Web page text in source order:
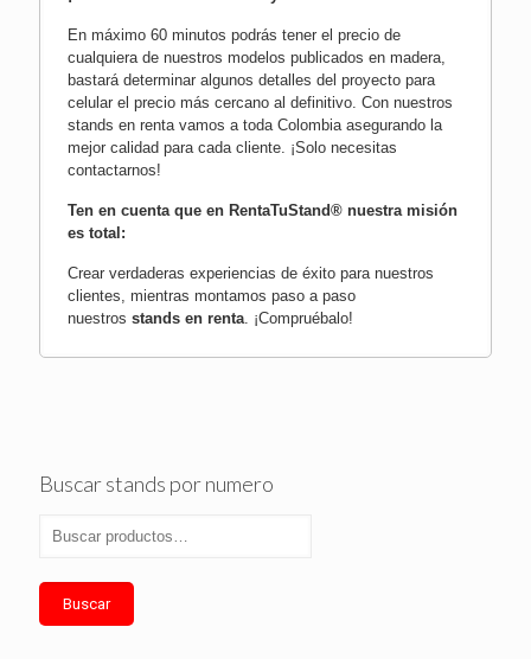
En máximo 60 minutos podrás tener el precio de
cualquiera de nuestros modelos publicados en madera,
bastará determinar algunos detalles del proyecto para
celular el precio más cercano al definitivo. Con nuestros
stands en renta vamos a toda Colombia asegurando la
mejor calidad para cada cliente. ¡Solo necesitas
contactarnos!
Ten en cuenta que en RentaTuStand® nuestra misión
es total:
Crear verdaderas experiencias de éxito para nuestros
clientes, mientras montamos paso a paso
nuestros stands en renta. ¡Compruébalo!
Buscar stands por numero
Buscar